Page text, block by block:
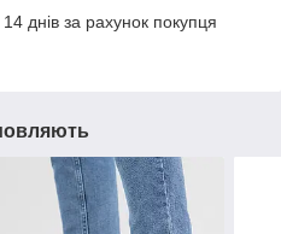
днів за рахунок покупця